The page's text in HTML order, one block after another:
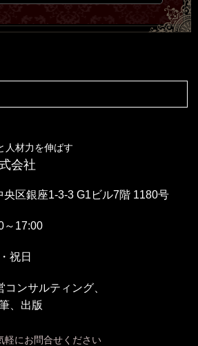
人材力を伸ばす
会社
央区銀座1-3-3 G1ビル7階 1180号
17:00
祝日
ンサルティング、
、出版
軽にお問合せください